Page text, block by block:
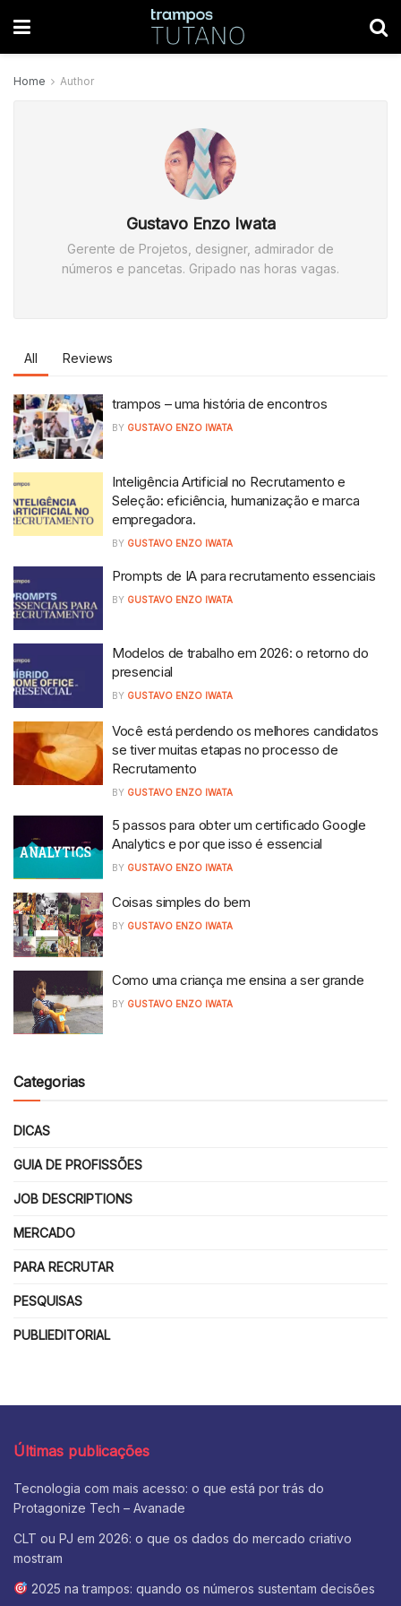
Home Author
Gustavo Enzo Iwata
Gerente de Projetos, designer, admirador de
números e pancetas. Gripado nas horas vagas.
All Reviews
trampos – uma história de encontros
BY GUSTAVO ENZO IWATA
Inteligência Artificial no Recrutamento e
Seleção: eficiência, humanização e marca
empregadora.
BY GUSTAVO ENZO IWATA
Prompts de IA para recrutamento essenciais
BY GUSTAVO ENZO IWATA
Modelos de trabalho em 2026: o retorno do
presencial
BY GUSTAVO ENZO IWATA
Você está perdendo os melhores candidatos
se tiver muitas etapas no processo de
Recrutamento
BY GUSTAVO ENZO IWATA
5 passos para obter um certificado Google
Analytics e por que isso é essencial
BY GUSTAVO ENZO IWATA
Coisas simples do bem
BY GUSTAVO ENZO IWATA
Como uma criança me ensina a ser grande
BY GUSTAVO ENZO IWATA
Categorias
DICAS
GUIA DE PROFISSÕES
JOB DESCRIPTIONS
MERCADO
PARA RECRUTAR
PESQUISAS
PUBLIEDITORIAL
Últimas publicações
Tecnologia com mais acesso: o que está por trás do
Protagonize Tech – Avanade
CLT ou PJ em 2026: o que os dados do mercado criativo
mostram
2025 na trampos: quando os números sustentam decisões